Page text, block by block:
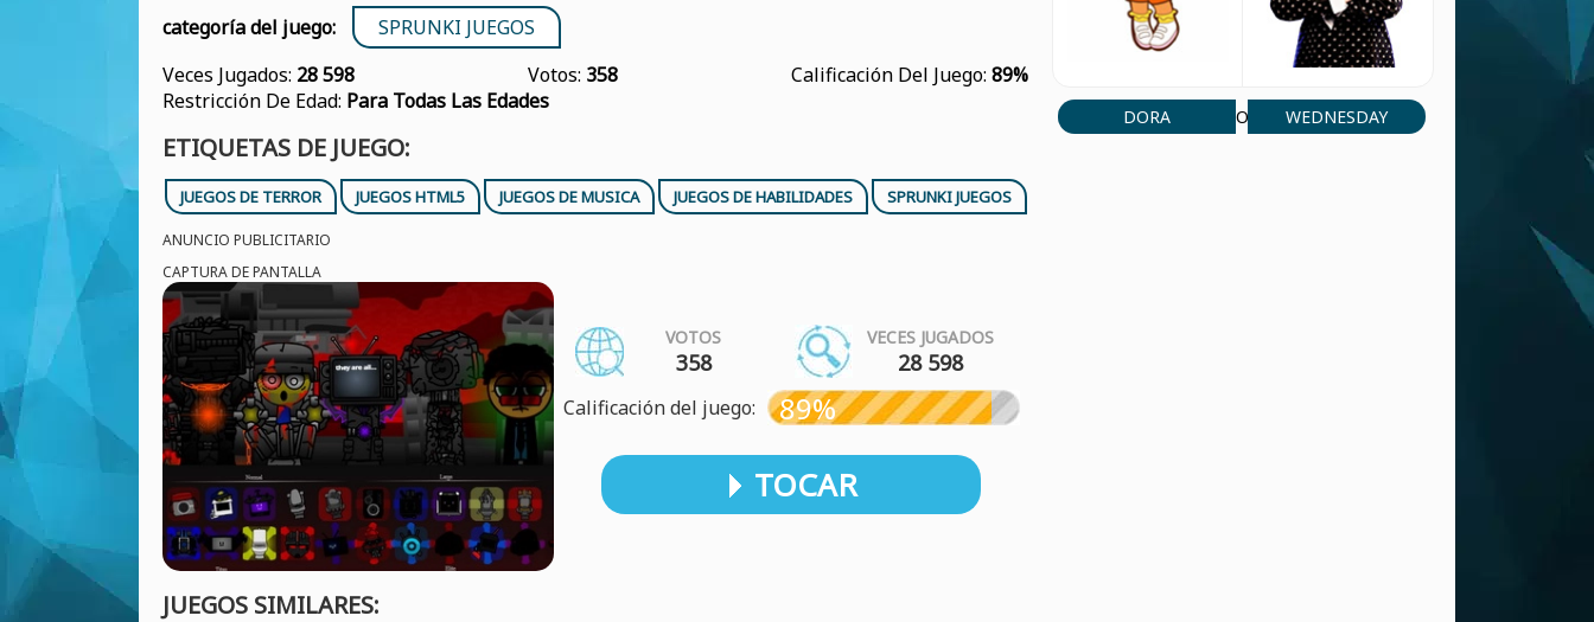
categoría del juego:
SPRUNKI JUEGOS
Veces Jugados: 28 598 Votos: 358 Calificación Del Juego: 89%
Restricción De Edad: Para Todas Las Edades
ETIQUETAS DE JUEGO:
JUEGOS DE TERROR JUEGOS HTML5 JUEGOS DE MUSICA JUEGOS DE HABILIDADES SPRUNKI JUEGOS
ANUNCIO PUBLICITARIO
CAPTURA DE PANTALLA
VOTOS
358
VECES JUGADOS
28 598
Calificación del juego: 89%
TOCAR
JUEGOS SIMILARES:
DORA O WEDNESDAY